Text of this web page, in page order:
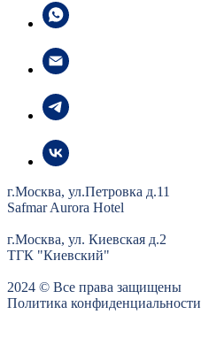
г.Москва, ул.Петровка д.11
Safmar Aurora Hotel
г.Москва, ул. Киевская д.2
ТГК "Киевский"
2024 © Все права защищены
Политика конфиденциальности